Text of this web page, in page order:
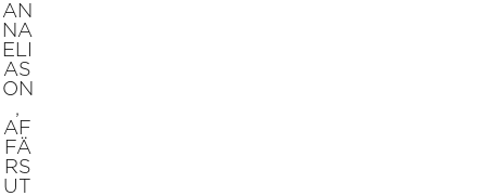
AN
NA
ELI
AS
ON
,
AF
FÄ
RS
UT